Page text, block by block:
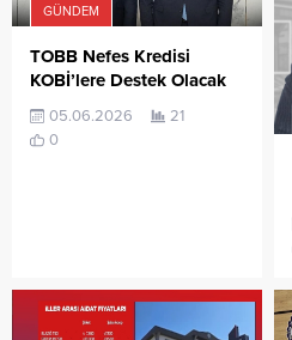
GÜNDEM
TOBB Nefes Kredisi
KOBİ’lere Destek Olacak
05.06.2026
21
0